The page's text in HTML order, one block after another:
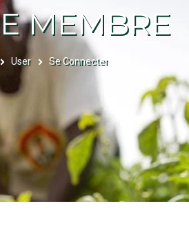
MEMBRE
User Se Connecter